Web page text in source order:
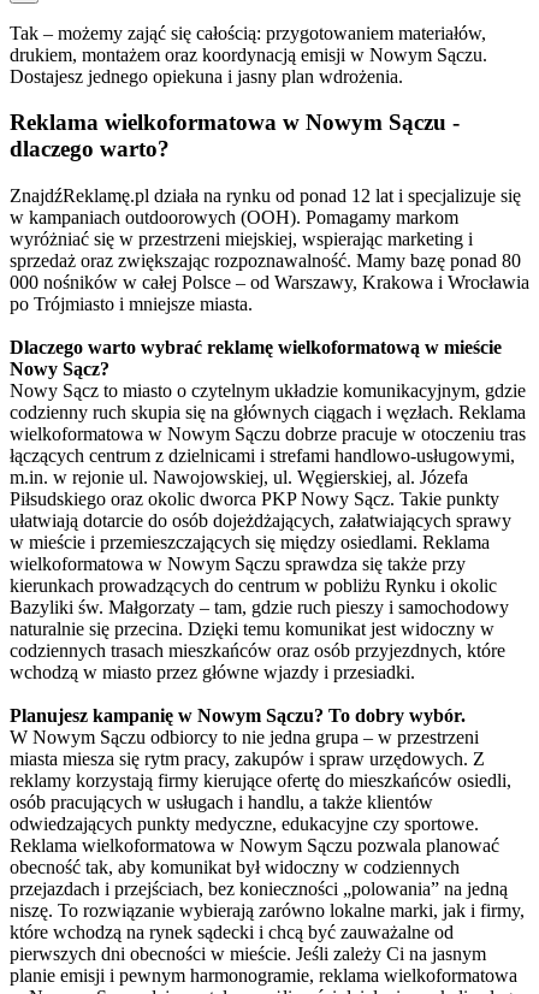
Tak – możemy zająć się całością: przygotowaniem materiałów,
drukiem, montażem oraz koordynacją emisji w Nowym Sączu.
Dostajesz jednego opiekuna i jasny plan wdrożenia.
Reklama wielkoformatowa w Nowym Sączu -
dlaczego warto?
ZnajdźReklamę.pl działa na rynku od ponad 12 lat i specjalizuje się
w kampaniach outdoorowych (OOH). Pomagamy markom
wyróżniać się w przestrzeni miejskiej, wspierając marketing i
sprzedaż oraz zwiększając rozpoznawalność. Mamy bazę ponad 80
000 nośników w całej Polsce – od Warszawy, Krakowa i Wrocławia
po Trójmiasto i mniejsze miasta.
Dlaczego warto wybrać reklamę wielkoformatową w mieście
Nowy Sącz?
Nowy Sącz to miasto o czytelnym układzie komunikacyjnym, gdzie
codzienny ruch skupia się na głównych ciągach i węzłach. Reklama
wielkoformatowa w Nowym Sączu dobrze pracuje w otoczeniu tras
łączących centrum z dzielnicami i strefami handlowo-usługowymi,
m.in. w rejonie ul. Nawojowskiej, ul. Węgierskiej, al. Józefa
Piłsudskiego oraz okolic dworca PKP Nowy Sącz. Takie punkty
ułatwiają dotarcie do osób dojeżdżających, załatwiających sprawy
w mieście i przemieszczających się między osiedlami. Reklama
wielkoformatowa w Nowym Sączu sprawdza się także przy
kierunkach prowadzących do centrum w pobliżu Rynku i okolic
Bazyliki św. Małgorzaty – tam, gdzie ruch pieszy i samochodowy
naturalnie się przecina. Dzięki temu komunikat jest widoczny w
codziennych trasach mieszkańców oraz osób przyjezdnych, które
wchodzą w miasto przez główne wjazdy i przesiadki.
Planujesz kampanię w Nowym Sączu? To dobry wybór.
W Nowym Sączu odbiorcy to nie jedna grupa – w przestrzeni
miasta miesza się rytm pracy, zakupów i spraw urzędowych. Z
reklamy korzystają firmy kierujące ofertę do mieszkańców osiedli,
osób pracujących w usługach i handlu, a także klientów
odwiedzających punkty medyczne, edukacyjne czy sportowe.
Reklama wielkoformatowa w Nowym Sączu pozwala planować
obecność tak, aby komunikat był widoczny w codziennych
przejazdach i przejściach, bez konieczności „polowania” na jedną
niszę. To rozwiązanie wybierają zarówno lokalne marki, jak i firmy,
które wchodzą na rynek sądecki i chcą być zauważalne od
pierwszych dni obecności w mieście. Jeśli zależy Ci na jasnym
planie emisji i pewnym harmonogramie, reklama wielkoformatowa